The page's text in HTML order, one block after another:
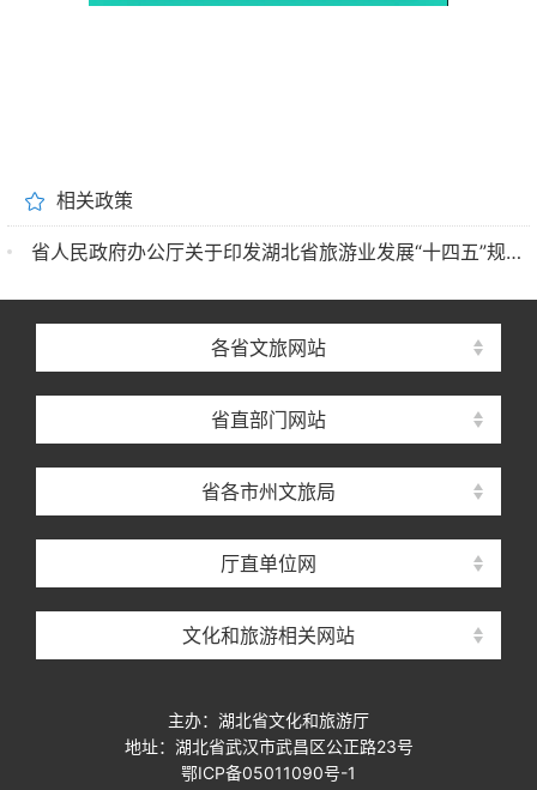
相关政策
省人民政府办公厅关于印发湖北省旅游业发展“十四五”规划的通知
各省文旅网站
省直部门网站
省各市州文旅局
厅直单位网
文化和旅游相关网站
主办：湖北省文化和旅游厅
地址：湖北省武汉市武昌区公正路23号
鄂ICP备05011090号-1